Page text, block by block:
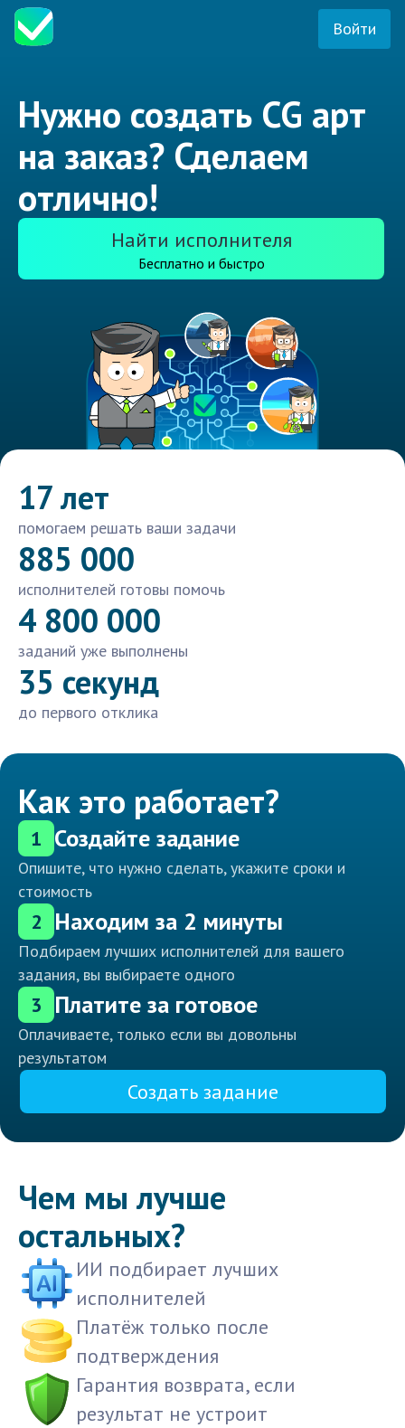
Войти
Нужно создать CG арт
на заказ? Сделаем
отлично!
Найти исполнителя
Бесплатно и быстро
17 лет
помогаем решать ваши задачи
885 000
исполнителей готовы помочь
4 800 000
заданий уже выполнены
35 секунд
до первого отклика
Как это работает?
1 Создайте задание
Опишите, что нужно сделать, укажите сроки и
стоимость
2 Находим за 2 минуты
Подбираем лучших исполнителей для вашего
задания, вы выбираете одного
3 Платите за готовое
Оплачиваете, только если вы довольны
результатом
Создать задание
Чем мы лучше
остальных?
ИИ подбирает лучших
исполнителей
Платёж только после
подтверждения
Гарантия возврата, если
результат не устроит